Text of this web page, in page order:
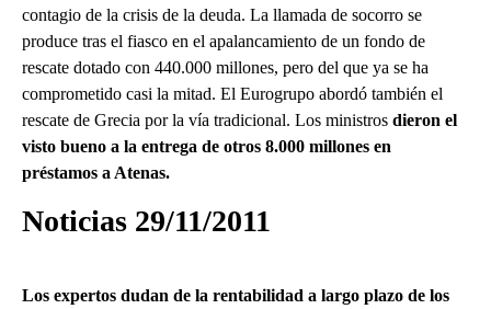
contagio de la crisis de la deuda. La llamada de socorro se
produce tras el fiasco en el apalancamiento de un fondo de
rescate dotado con 440.000 millones, pero del que ya se ha
comprometido casi la mitad. El Eurogrupo abordó también el
rescate de Grecia por la vía tradicional. Los ministros dieron el
visto bueno a la entrega de otros 8.000 millones en
préstamos a Atenas.
Noticias 29/11/2011
Los expertos dudan de la rentabilidad a largo plazo de los